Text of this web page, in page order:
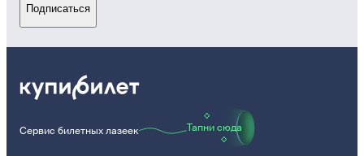
Подписаться
Сервис билетных лазеек Тапни сюда